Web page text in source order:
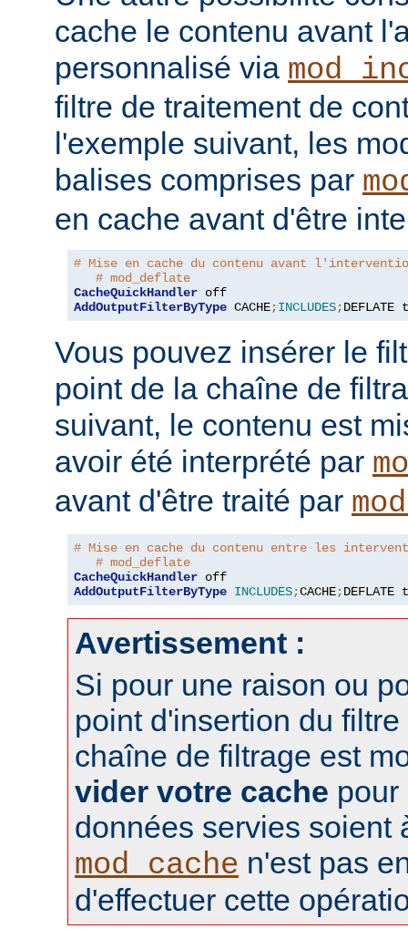
cache le contenu avant
personnalisé via
filtre de traitement de
l'exemple suivant, les
balises comprises par
en cache avant d'être
# Mise en cache du contenu avant
# mod_deflate
CacheQuickHandler
AddOutputFilterByType CACHE;INCLUDES;DEFLATE
Vous pouvez insérer le
point de la chaîne de
suivant, le contenu est
avoir été interprété par
avant d'être traité par
# Mise en cache du contenu entre les
# mod_deflate
CacheQuickHandler
AddOutputFilterByType INCLUDES;CACHE;DEFLATE
Avertissement :
Si pour une raison ou
point d'insertion du filtre
chaîne de filtrage est
vider votre cache pour
données servies soient
mod_cache n'est pas
d'effectuer cette